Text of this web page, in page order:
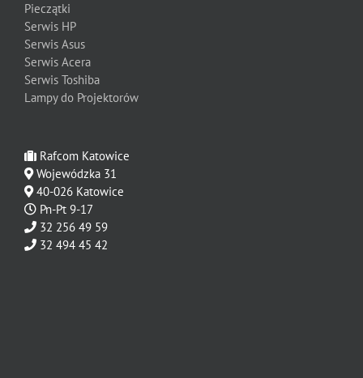
Pieczątki
Serwis HP
Serwis Asus
Serwis Acera
Serwis Toshiba
Lampy do Projektorów
Rafcom Katowice
Wojewódzka 31
40-026 Katowice
Pn-Pt 9-17
32 256 49 59
32 494 45 42